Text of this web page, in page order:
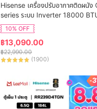
Hisense เครื่องปรับอากาศติดผนัง
series ระบบ Inverter 18000
น AS-18TRCE2T (ไม่รวมค่าติดตั้ง)
10% OFF
฿13,090.00
฿22,990.00
(1900)
-